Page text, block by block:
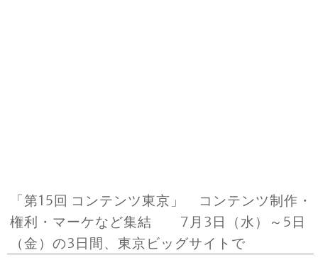
「第15回 コンテンツ東京」 コンテンツ制作・
権利・マーケなど集結 7月3日（水）～5日
（金）の3日間、東京ビッグサイトで